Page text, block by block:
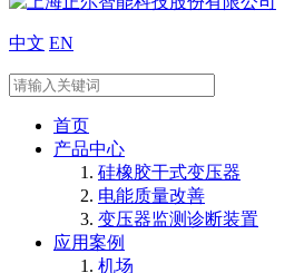
中文 EN
首页
产品中心
硅橡胶干式变压器
电能质量改善
变压器监测诊断装置
应用案例
机场